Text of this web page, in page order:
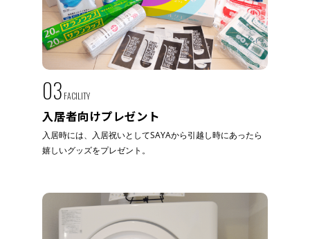
03 FACILITY
入居者向けプレゼント
入居時には、入居祝いとしてSAYAから引越し時にあったら
嬉しいグッズをプレゼント。